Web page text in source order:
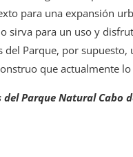
para una expansión
sirva para un uso y
del Parque, por supuesto,
que actualmente
del Parque Natural Cabo